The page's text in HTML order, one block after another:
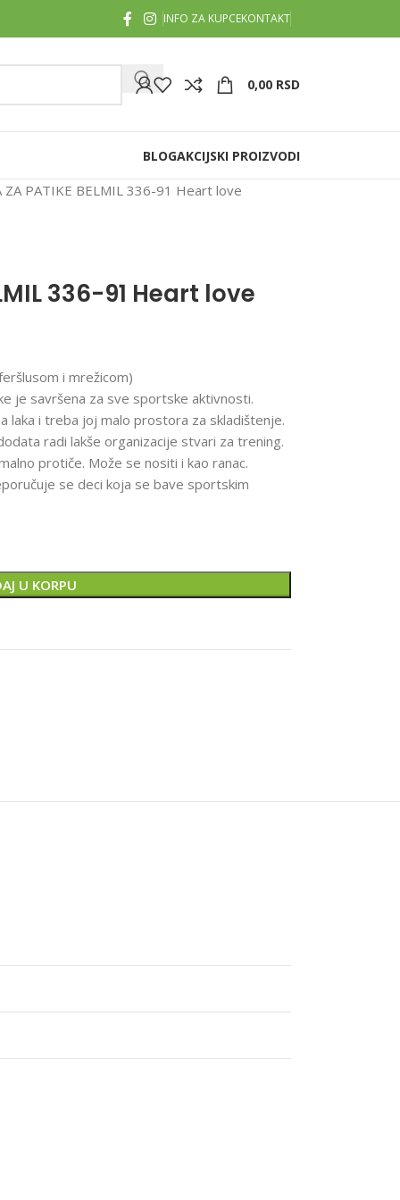
INFO ZA KUPCEKONTAKT
0,00 RSD
BLOGAKCIJSKI PROIZVODI
ZA PATIKE BELMIL 336-91 Heart love
336-91 Heart love
i mrežicom)
je savršena za sve sportske aktivnosti.
laka i treba joj malo prostora za skladištenje.
radi lakše organizacije stvari za trening.
protiče. Može se nositi i kao ranac.
se deci koja se bave sportskim
U KORPU